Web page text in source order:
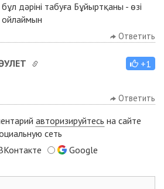
дәріні табуға Бұйыртқаны - өзі
ойлаймын
Ответить
+1
Ответить
авторизируйтесь на сайте
сеть
Google